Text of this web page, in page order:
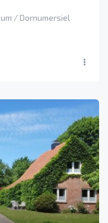
/ Dornumersiel